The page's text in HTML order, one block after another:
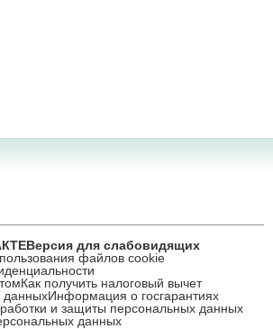
Версия для слабовидящих
файлов cookie
Как получить налоговый вычет
данныхИнформация о госгарантиях
и защиты персональных данных
данных